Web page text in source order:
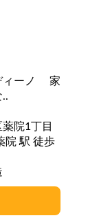
ィーノ 家
院1丁目
歩